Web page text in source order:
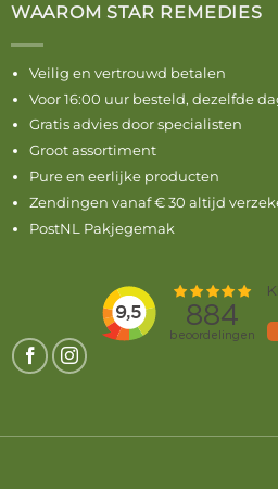
WAAROM STAR REMEDIES
Veilig en vertrouwd betalen
Voor 16:00 uur besteld, dezelfde
Gratis advies door specialisten
Groot assortiment
Pure en eerlijke producten
Zendingen vanaf € 30 altijd
PostNL Pakjegemak